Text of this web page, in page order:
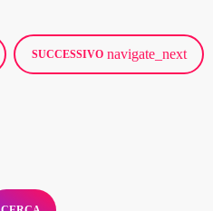
SUCCESSIVO navigate_next